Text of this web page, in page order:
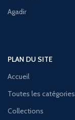
Agadir
PLAN DU SITE
Accueil
Toutes les catégories
Collections